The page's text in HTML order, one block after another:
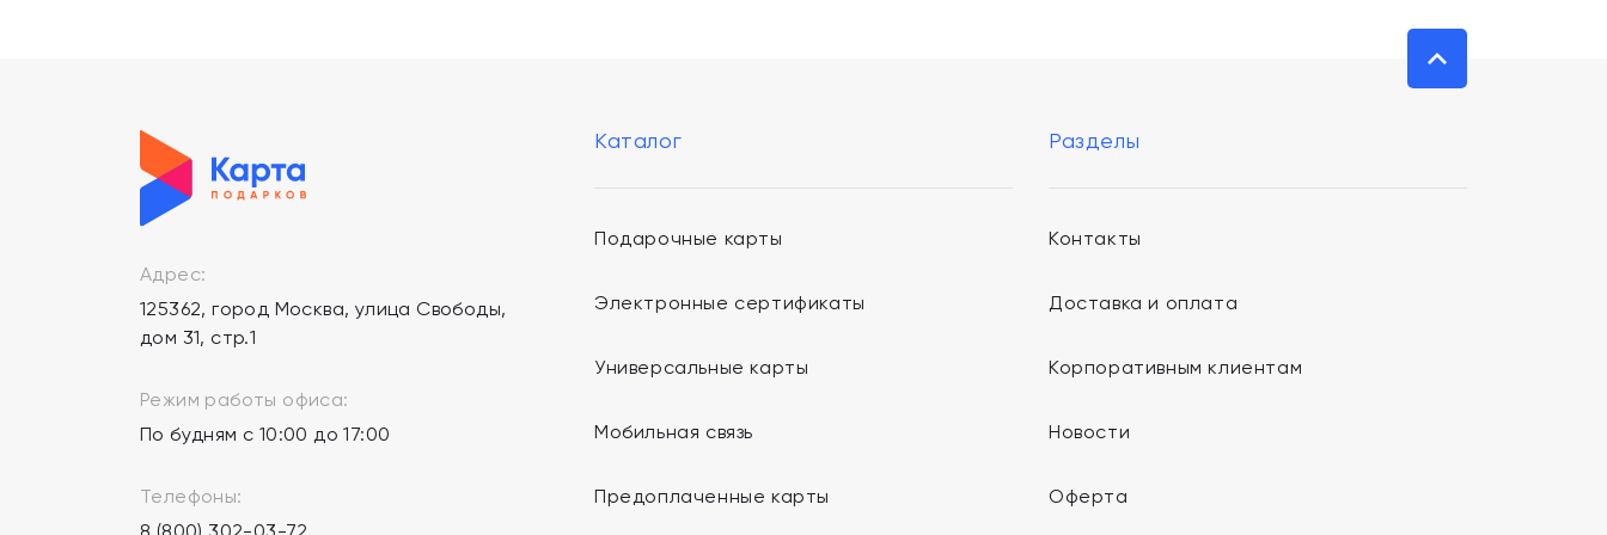
Адрес:
125362, город Москва, улица Свободы,
дом 31, стр.1
Режим работы офиса:
По будням с 10:00 до 17:00
Телефоны:
Каталог
Подарочные карты
Электронные сертификаты
Универсальные карты
Мобильная связь
Предоплаченные карты
Разделы
Контакты
Доставка и оплата
Корпоративным клиентам
Новости
Оферта